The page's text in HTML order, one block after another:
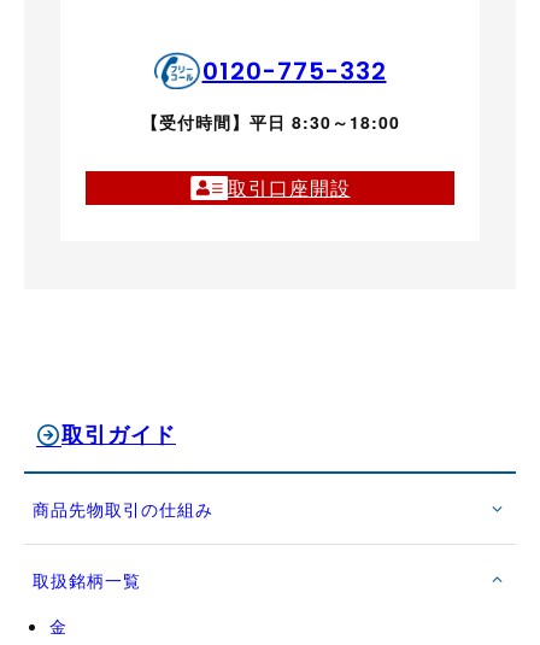
0120-775-332
【受付時間】平日 8:30～18:00
取引口座開設
取引ガイド
商品先物取引の仕組み
取扱銘柄一覧
金